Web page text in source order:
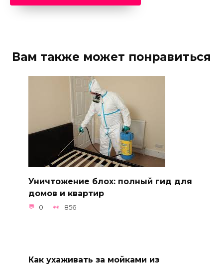
Вам также может понравиться
Уничтожение блох: полный гид для
домов и квартир
0 856
Как ухаживать за мойками из